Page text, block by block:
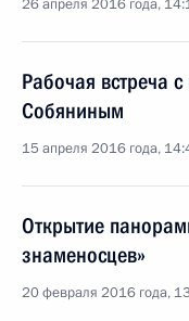
26 апреля 2016 года,
Рабочая встреча
Собяниным
15 апреля 2016 года,
Открытие
знаменосцев»
20 февраля 2016 года,